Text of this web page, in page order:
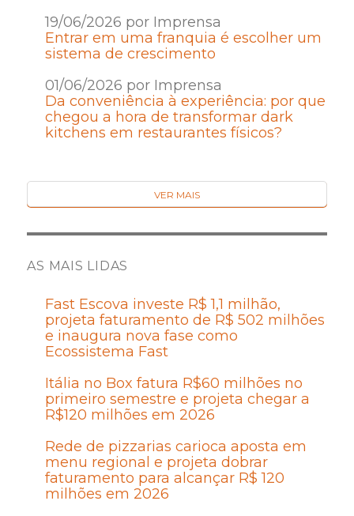
19/06/2026 por Imprensa
Entrar em uma franquia é escolher um
sistema de crescimento
01/06/2026 por Imprensa
Da conveniência à experiência: por que
chegou a hora de transformar dark
kitchens em restaurantes físicos?
VER MAIS
AS MAIS LIDAS
Fast Escova investe R$ 1,1 milhão,
projeta faturamento de R$ 502 milhões
e inaugura nova fase como
Ecossistema Fast
Itália no Box fatura R$60 milhões no
primeiro semestre e projeta chegar a
R$120 milhões em 2026
Rede de pizzarias carioca aposta em
menu regional e projeta dobrar
faturamento para alcançar R$ 120
milhões em 2026